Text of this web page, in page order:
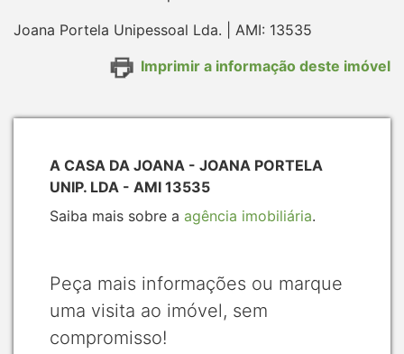
Joana Portela Unipessoal Lda. | AMI: 13535
Imprimir a informação deste imóvel
A CASA DA JOANA - JOANA PORTELA
UNIP. LDA - AMI 13535
Saiba mais sobre a agência imobiliária.
Peça mais informações ou marque
uma visita ao imóvel, sem
compromisso!